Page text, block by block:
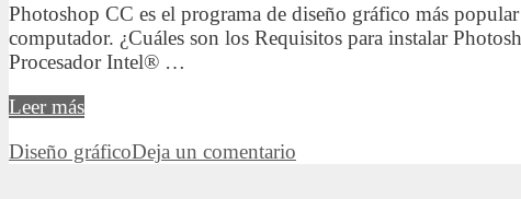
Photoshop CC es el programa de diseño gráfico más
computador. ¿Cuáles son los Requisitos para instalar
Procesador Intel® …
Leer másDescubre
principales
Categorías
Diseño gráficoDeja un comentario